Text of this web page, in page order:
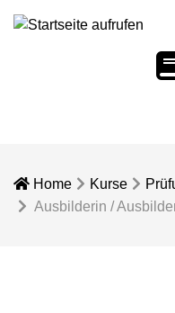
Home Kurse
Ausbilderin /